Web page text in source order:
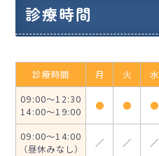
診療時間
診療時間 月 火 水
09:00～12:30
14:00～19:00
● ● ●
09:00～14:00
（昼休みなし）
／ ／ ／